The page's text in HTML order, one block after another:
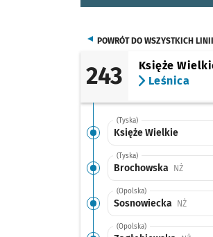
POWRÓT DO WSZYSTKICH LINII
243
Księże
Leśnica
(Tyska)
Księże Wielkie
(Tyska)
Brochowska NŻ
(Opolska)
Sosnowiecka NŻ
(Opolska)